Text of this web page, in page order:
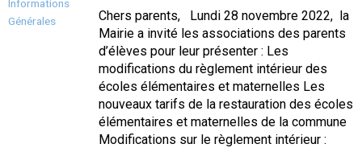
Informations
Générales
Chers parents, Lundi 28 novembre 2022, la
Mairie a invité les associations des parents
d’élèves pour leur présenter : Les
modifications du règlement intérieur des
écoles élémentaires et maternelles Les
nouveaux tarifs de la restauration des écoles
élémentaires et maternelles de la commune
Modifications sur le règlement intérieur :